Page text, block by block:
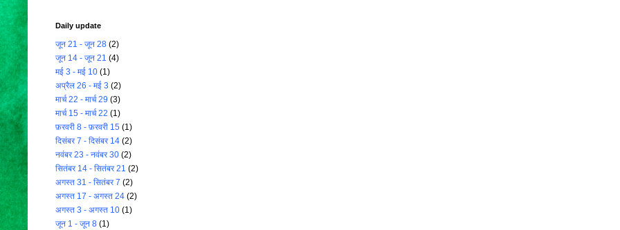
Daily update
जून 21 - जून 28 (2)
जून 14 - जून 21 (4)
मई 3 - मई 10 (1)
अप्रैल 26 - मई 3 (2)
मार्च 22 - मार्च 29 (3)
मार्च 15 - मार्च 22 (1)
फ़रवरी 8 - फ़रवरी 15 (1)
दिसंबर 7 - दिसंबर 14 (2)
नवंबर 23 - नवंबर 30 (2)
सितंबर 14 - सितंबर 21 (2)
अगस्त 31 - सितंबर 7 (2)
अगस्त 17 - अगस्त 24 (2)
अगस्त 3 - अगस्त 10 (1)
जून 1 - जून 8 (1)